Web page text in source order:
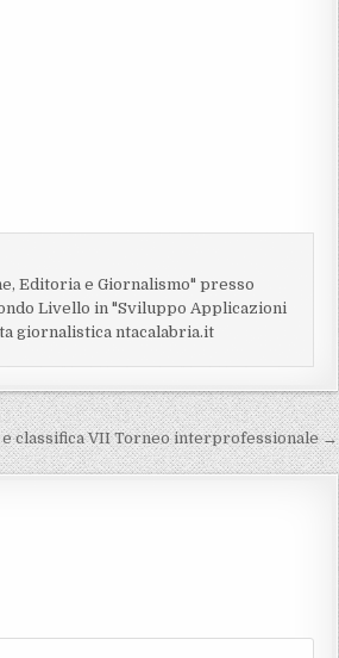
Editoria e Giornalismo" presso
Livello in "Sviluppo Applicazioni
giornalistica ntacalabria.it
classifica VII Torneo interprofessionale →